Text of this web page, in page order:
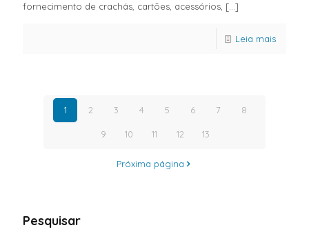
fornecimento de crachás, cartões, acessórios, […]
Leia mais
1 2 3 4 5 6 7 8
9 10 11 12 13
Próxima página
Pesquisar